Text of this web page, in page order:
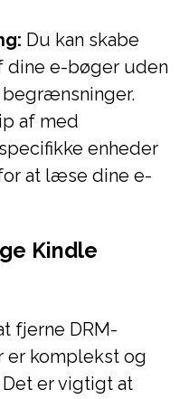
Du kan skabe
dine e-bøger uden
af med
enheder
at læse dine e-
Kindle
fjerne DRM-
er komplekst og
er vigtigt at